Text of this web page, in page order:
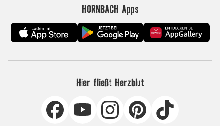
HORNBACH Apps
Hier fließt Herzblut